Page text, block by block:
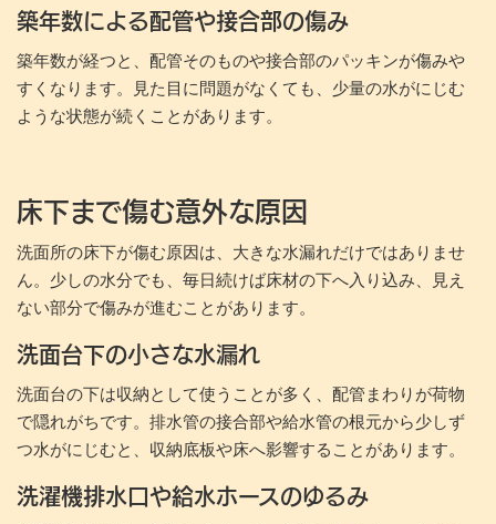
築年数による配管や接合部の傷み
築年数が経つと、配管そのものや接合部のパッキンが傷みや
すくなります。見た目に問題がなくても、少量の水がにじむ
ような状態が続くことがあります。
床下まで傷む意外な原因
洗面所の床下が傷む原因は、大きな水漏れだけではありませ
ん。少しの水分でも、毎日続けば床材の下へ入り込み、見え
ない部分で傷みが進むことがあります。
洗面台下の小さな水漏れ
洗面台の下は収納として使うことが多く、配管まわりが荷物
で隠れがちです。排水管の接合部や給水管の根元から少しず
つ水がにじむと、収納底板や床へ影響することがあります。
洗濯機排水口や給水ホースのゆるみ